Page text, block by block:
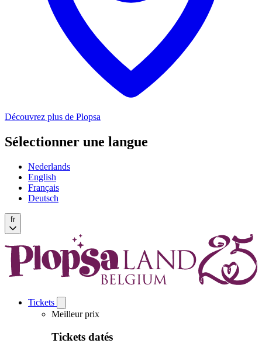
Découvrez plus de Plopsa
Sélectionner une langue
Nederlands
English
Français
Deutsch
fr
Tickets
Tickets
submenu
Meilleur prix
Tickets datés